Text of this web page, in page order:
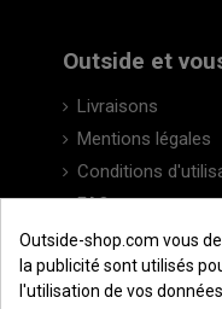
Outside et
Livraisons
Mentions légales
Conditions
FAQ
Contactez-nous
Outside-shop.com vous
la publicité sont utilisés
l'utilisation de vos